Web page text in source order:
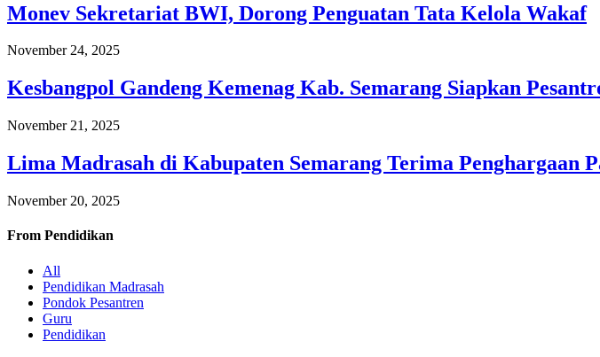
Monev Sekretariat BWI, Dorong Penguatan Tata Kelola Wakaf
November 24, 2025
Kesbangpol Gandeng Kemenag Kab. Semarang Siapkan
November 21, 2025
Lima Madrasah di Kabupaten Semarang Terima Penghargaan
November 20, 2025
From Pendidikan
All
Pendidikan Madrasah
Pondok Pesantren
Guru
Pendidikan